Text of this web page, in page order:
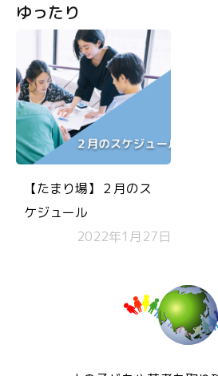
ゆったり
【たまり場】２月のス
ケジュール
2022年1月27日